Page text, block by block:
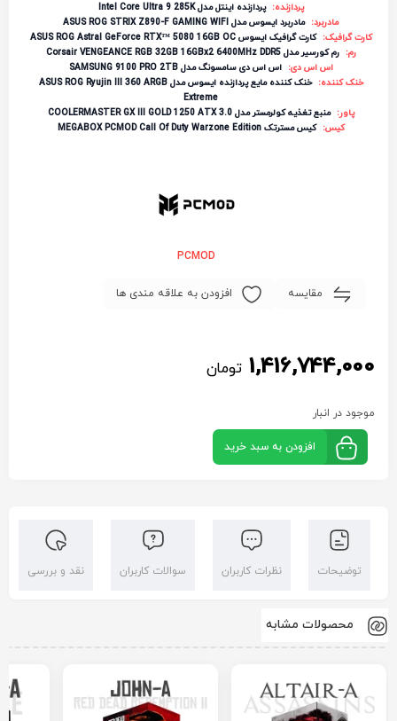
پردازنده: پردازنده اینتل مدل Intel Core Ultra 9 285K
مادربرد: مادربرد ایسوس مدل ASUS ROG STRIX Z890-F GAMING WIFI
کارت گرافیک: کارت گرافیک ایسوس ASUS ROG Astral GeForce RTX™ 5080 16GB OC
رم: رم کورسیر مدل Corsair VENGEANCE RGB 32GB 16GBx2 6400MHz DDR5
اس اس دی: اس اس دی سامسونگ مدل SAMSUNG 9100 PRO 2TB
خنک کننده:
خنک کننده مایع پردازنده ایسوس مدل ASUS ROG Ryujin III 360 ARGB
Extreme
پاور: منبع تغذیه کولرمستر مدل COOLERMASTER GX III GOLD 1250 ATX 3.0
کیس: کیس مسترتک MEGABOX PCMOD Call Of Duty Warzone Edition
PCMOD
مقایسه افزودن به علاقه مندی ها
1,416,744,000 تومان
موجود در انبار
افزودن به سبد خرید
توضیحات نظرات کاربران سوالات کاربران نقد و بررسی
محصولات مشابه